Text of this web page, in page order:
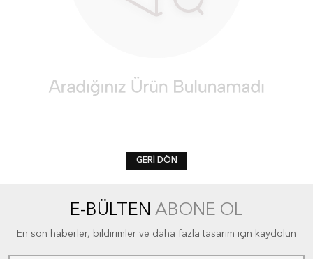
GERI DÖN
E-BÜLTEN ABONE OL
En son haberler, bildirimler ve daha fazla tasarım için kaydolun